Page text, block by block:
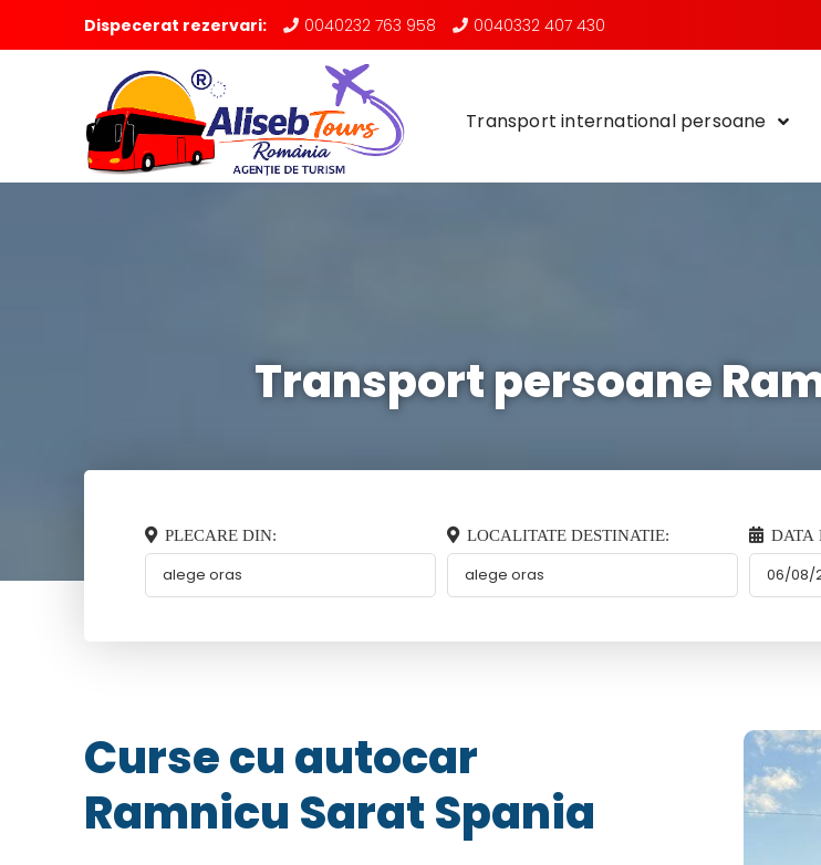
Dispecerat rezervari: 0040232 763 958 0040332 407 430
Transport international persoane
Transport persoane
PLECARE DIN: LOCALITATE DESTINATIE: DATA
Curse cu autocar
Ramnicu Sarat Spania